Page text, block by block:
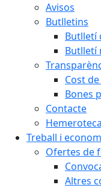
Avisos
Butlletins
Butlletí
Butlletí
Cost
Bones
Contacte
Hemeroteca
Treball i
Ofertes de
Altres